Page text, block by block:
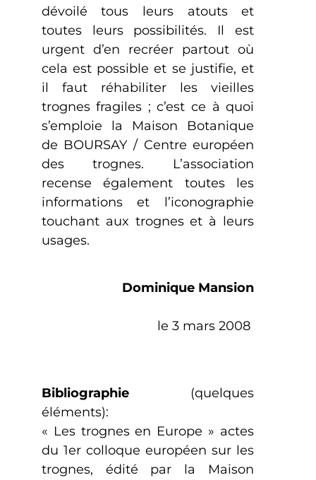
dévoilé tous leurs atouts et
toutes leurs possibilités. Il est
urgent d’en recréer partout où
cela est possible et se justifie, et
il faut réhabiliter les vieilles
trognes fragiles ; c’est ce à quoi
s’emploie la Maison Botanique
de BOURSAY / Centre européen
des trognes. L’association
recense également toutes les
informations et l’iconographie
touchant aux trognes et à leurs
usages.
Dominique Mansion
le 3 mars 2008
Bibliographie(quelques
éléments):
« Les trognes en Europe » actes
du 1er colloque européen sur les
trognes, édité par la Maison